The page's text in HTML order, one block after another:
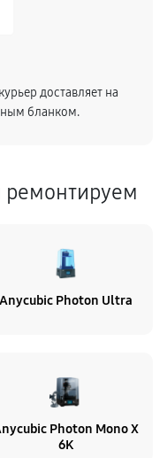
доставляет на
бланком.
Anycubic Photon Ultra
Photon Mono X
6K